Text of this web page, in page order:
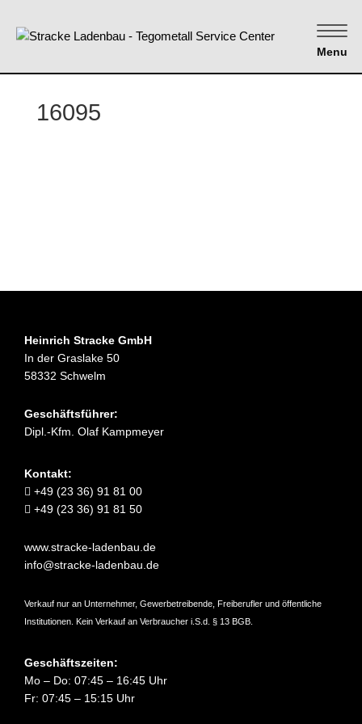
Menu
16095
Heinrich Stracke GmbH
In der Graslake 50
58332 Schwelm
Geschäftsführer:
Dipl.-Kfm. Olaf Kampmeyer
Kontakt:
+49 (23 36) 91 81 00
+49 (23 36) 91 81 50
www.stracke-ladenbau.de
info@stracke-ladenbau.de
Verkauf nur an Unternehmer, Gewerbetreibende, Freiberufler und öffentliche
Institutionen. Kein Verkauf an Verbraucher i.S.d. § 13 BGB.
Geschäftszeiten:
Mo – Do: 07:45 – 16:45 Uhr
Fr: 07:45 – 15:15 Uhr